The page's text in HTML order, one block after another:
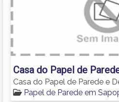
Casa do Papel de
Casa do Papel de Parede e
Papel de Parede em